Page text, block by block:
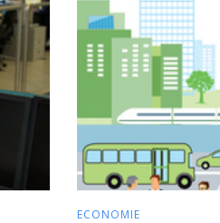
ECONOMIE